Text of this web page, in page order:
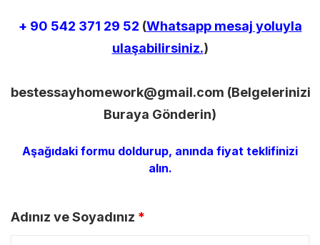
+ 90 542 371 29 52 (Whatsapp mesaj yoluyla
ulaşabilirsiniz.)
bestessayhomework@gmail.com (Belgelerinizi
Buraya Gönderin)
Aşağıdaki formu doldurup, anında fiyat teklifinizi
alın.
Adınız ve Soyadınız *